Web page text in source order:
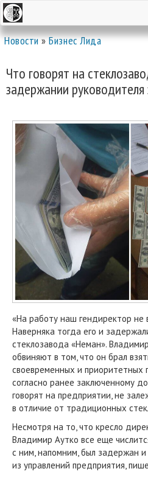
Новости»Бизнес Лида
Что говорят на
задержании руководителя
«На работу наш гендиректор не
Наверняка тогда его и
стеклозавода «Неман».
обвиняют в том, что он брал
своевременных и приоритетных
согласно ранее заключенному
говорят на предприятии, не
в отличие от традиционных
Несмотря на то, что кресло
Владимир Аутко все еще
с ним, напомним, был задержан и
из управлений предприятия,